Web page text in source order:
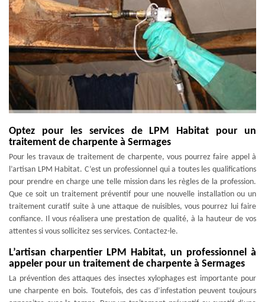
Optez pour les services de LPM Habitat pour un
traitement de charpente à Sermages
Pour les travaux de traitement de charpente, vous pourrez faire appel à
l’artisan LPM Habitat. C’est un professionnel qui a toutes les qualifications
pour prendre en charge une telle mission dans les règles de la profession.
Que ce soit un traitement préventif pour une nouvelle installation ou un
traitement curatif suite à une attaque de nuisibles, vous pourrez lui faire
confiance. Il vous réalisera une prestation de qualité, à la hauteur de vos
attentes si vous sollicitez ses services. Contactez-le.
L’artisan charpentier LPM Habitat, un professionnel à
appeler pour un traitement de charpente à Sermages
La prévention des attaques des insectes xylophages est importante pour
une charpente en bois. Toutefois, des cas d’infestation peuvent toujours